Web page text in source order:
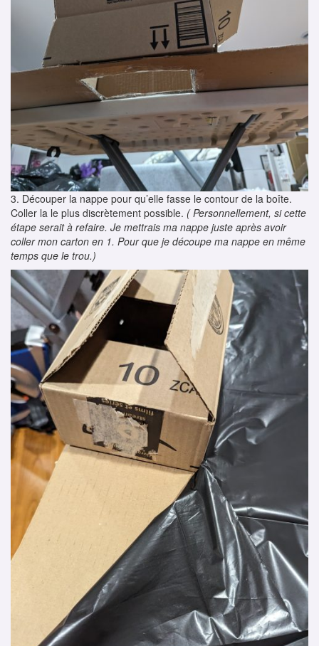
3. Découper la nappe pour qu’elle fasse le contour de la boîte.
Coller la le plus discrètement possible. ( Personnellement, si cette
étape serait à refaire. Je mettrais ma nappe juste après avoir
coller mon carton en 1. Pour que je découpe ma nappe en même
temps que le trou.)